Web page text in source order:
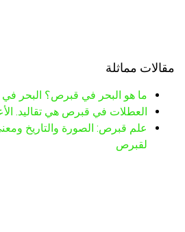
مقالات مماثلة
ما هو البحر في قبرص؟ البحر
العطلات في قبرص هي تقاليد.
علم قبرص: الصورة والتاريخ
لقبرص